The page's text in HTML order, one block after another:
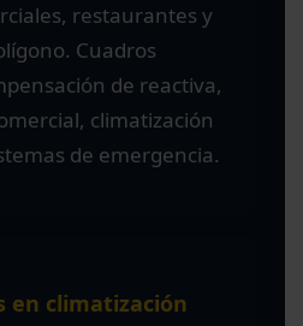
restaurantes y
Cuadros
de reactiva,
climatización
de emergencia.
en climatización